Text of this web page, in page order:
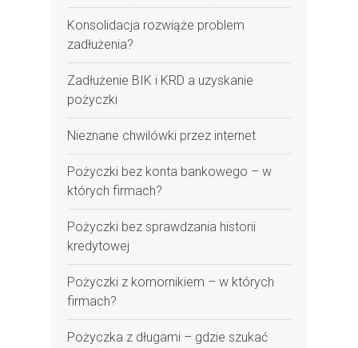
Konsolidacja rozwiąże problem
zadłużenia?
Zadłużenie BIK i KRD a uzyskanie
pożyczki
Nieznane chwilówki przez internet
Pożyczki bez konta bankowego – w
których firmach?
Pożyczki bez sprawdzania historii
kredytowej
Pożyczki z komornikiem – w których
firmach?
Pożyczka z długami – gdzie szukać